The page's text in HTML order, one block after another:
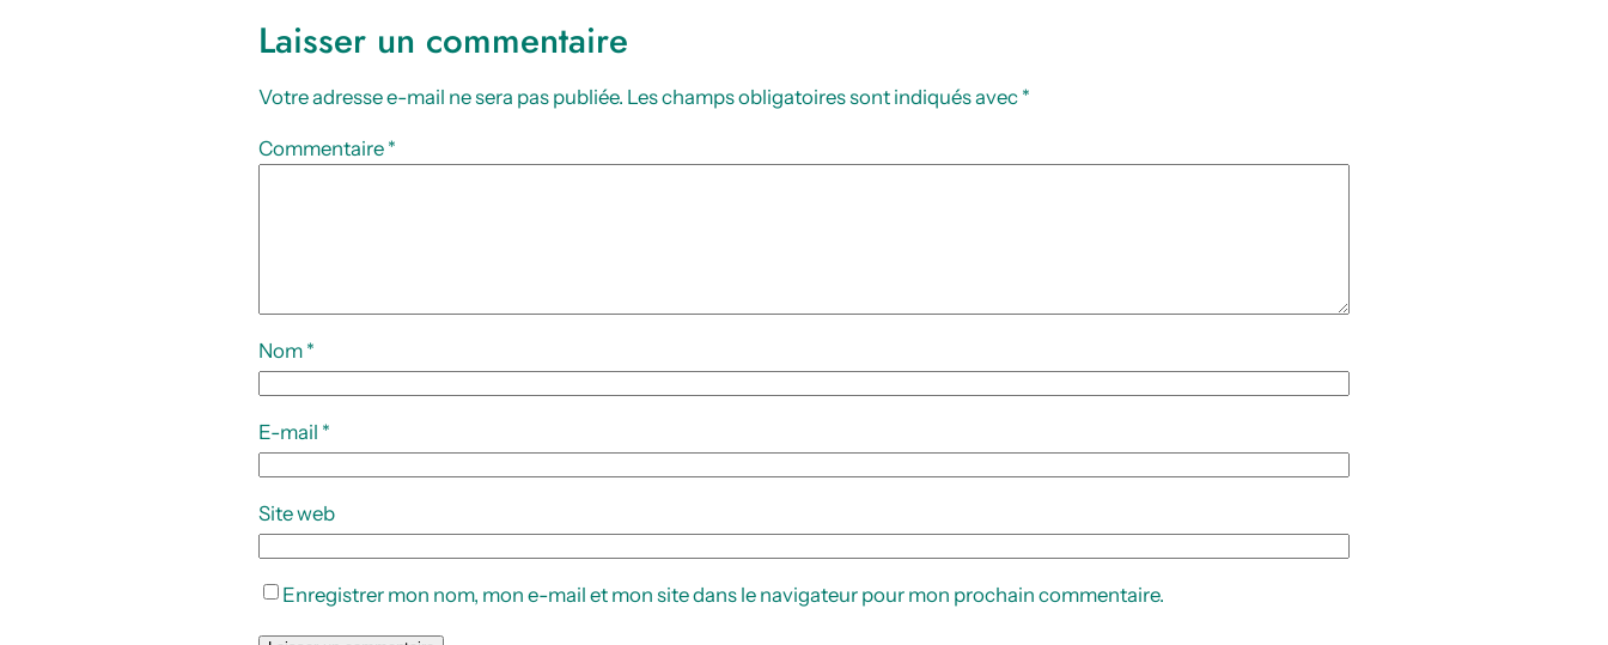
Laisser un commentaire
Votre adresse e-mail ne sera pas publiée. Les champs obligatoires sont indiqués avec *
Commentaire *
Nom *
E-mail *
Site web
Enregistrer mon nom, mon e-mail et mon site dans le navigateur pour mon prochain commentaire.